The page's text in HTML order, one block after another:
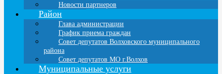
Новости партнеров
Район
Глава администрации
График приема граждан
Совет депутатов Волховского муниципального
района
Совет депутатов МО г.Волхов
Муниципальные услуги